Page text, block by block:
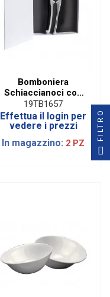
Bomboniera
Schiaccianoci con
Scatola
19TB1657
Effettua il login per
vedere i prezzi
In magazzino: 2 PZ
FILTRO